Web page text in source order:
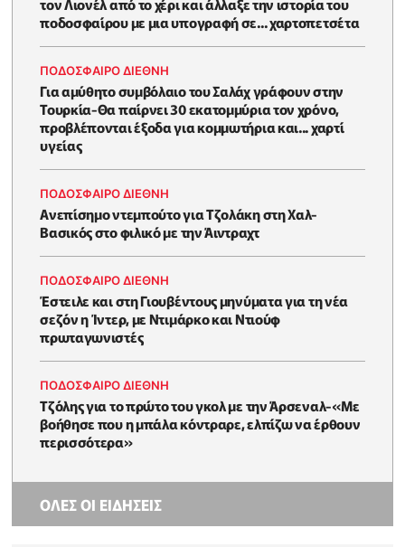
ποδοσφαίρου με μια υπογραφή σε... χαρτοπετσέτα
ΠΟΔΟΣΦΑΙΡΟ ΔΙΕΘΝΗ
Για αμύθητο συμβόλαιο του Σαλάχ γράφουν στην
Τουρκία-Θα παίρνει 30 εκατομμύρια τον χρόνο,
προβλέπονται έξοδα για κομμωτήρια και... χαρτί
υγείας
ΠΟΔΟΣΦΑΙΡΟ ΔΙΕΘΝΗ
Ανεπίσημο ντεμπούτο για Τζολάκη στη Χαλ-
Βασικός στο φιλικό με την Άιντραχτ
ΠΟΔΟΣΦΑΙΡΟ ΔΙΕΘΝΗ
Έστειλε και στη Γιουβέντους μηνύματα για τη νέα
σεζόν η Ίντερ, με Ντιμάρκο και Ντιούφ
πρωταγωνιστές
ΠΟΔΟΣΦΑΙΡΟ ΔΙΕΘΝΗ
Τζόλης για το πρώτο του γκολ με την Άρσεναλ-«Με
βοήθησε που η μπάλα κόντραρε, ελπίζω να έρθουν
περισσότερα»
ΟΛΕΣ ΟΙ ΕΙΔΗΣΕΙΣ